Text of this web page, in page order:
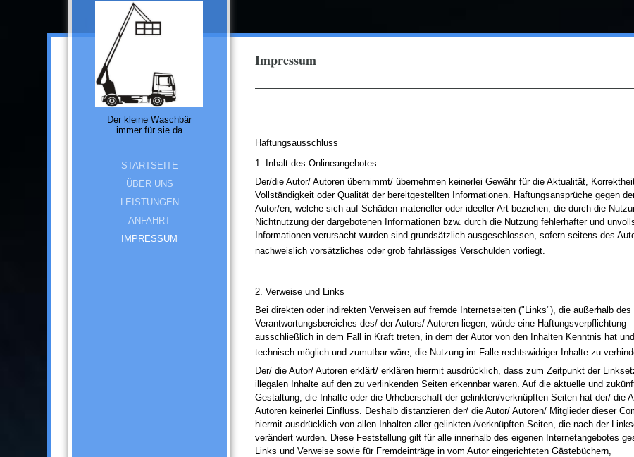
Der kleine Waschbär
immer für sie da
STARTSEITE
ÜBER UNS
LEISTUNGEN
ANFAHRT
IMPRESSUM
Impressum
Haftungsausschluss
1. Inhalt des Onlineangebotes
Der/die Autor/ Autoren übernimmt/ übernehmen keinerlei Gewähr für die Aktualität,
Vollständigkeit oder Qualität der bereitgestellten Informationen. Haftungsansprüche gegen
Autor/en, welche sich auf Schäden materieller oder ideeller Art beziehen, die durch die
Nichtnutzung der dargebotenen Informationen bzw. durch die Nutzung fehlerhafter und
Informationen verursacht wurden sind grundsätzlich ausgeschlossen, sofern seitens des
nachweislich vorsätzliches oder grob fahrlässiges Verschulden vorliegt.
2. Verweise und Links
Bei direkten oder indirekten Verweisen auf fremde Internetseiten ("Links"), die außerhalb des
Verantwortungsbereiches des/ der Autors/ Autoren liegen, würde eine Haftungsverpflichtung
ausschließlich in dem Fall in Kraft treten, in dem der Autor von den Inhalten Kenntnis hat
technisch möglich und zumutbar wäre, die Nutzung im Falle rechtswidriger Inhalte zu
Der/ die Autor/ Autoren erklärt/ erklären hiermit ausdrücklich, dass zum Zeitpunkt der
illegalen Inhalte auf den zu verlinkenden Seiten erkennbar waren. Auf die aktuelle und
Gestaltung, die Inhalte oder die Urheberschaft der gelinkten/verknüpften Seiten hat der/ die
Autoren keinerlei Einfluss. Deshalb distanzieren der/ die Autor/ Autoren/ Mitglieder dieser
hiermit ausdrücklich von allen Inhalten aller gelinkten /verknüpften Seiten, die nach der
verändert wurden. Diese Feststellung gilt für alle innerhalb des eigenen Internetangebotes
Links und Verweise sowie für Fremdeinträge in vom Autor eingerichteten Gästebüchern,